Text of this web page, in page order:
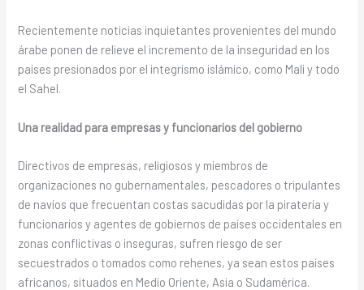
Recientemente noticias inquietantes provenientes del mundo
árabe ponen de relieve el incremento de la inseguridad en los
países presionados por el integrísmo islámico, como Mali y todo
el Sahel.
Una realidad para empresas y funcionarios del gobierno
Directivos de empresas, religiosos y miembros de
organizaciones no gubernamentales, pescadores o tripulantes
de navíos que frecuentan costas sacudidas por la piratería y
funcionarios y agentes de gobiernos de países occidentales en
zonas conflictivas o inseguras, sufren riesgo de ser
secuestrados o tomados como rehenes, ya sean estos países
africanos, situados en Medio Oriente, Asia o Sudamérica.